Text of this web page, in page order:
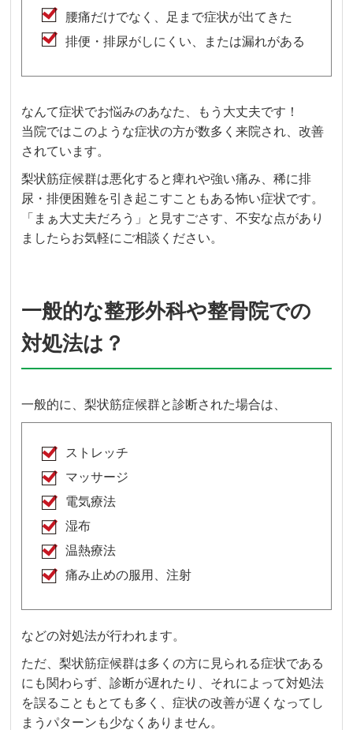
腰痛だけでなく、足まで症状が出てきた
排便・排尿がしにくい、または漏れがある
なんて症状でお悩みのあなた、もう大丈夫です！
当院ではこのような症状の方が数多く来院され、改善
されています。
梨状筋症候群は悪化すると痺れや強い痛み、稀に排
尿・排便困難を引き起こすこともある怖い症状です。
「まぁ大丈夫だろう」と見すごさす、不安な点があり
ましたらお気軽にご相談ください。
一般的な整形外科や整骨院での
対処法は？
一般的に、梨状筋症候群と診断された場合は、
ストレッチ
マッサージ
電気療法
湿布
温熱療法
痛み止めの服用、注射
などの対処法が行われます。
ただ、梨状筋症候群は多くの方に見られる症状である
にも関わらず、診断が遅れたり、それによって対処法
を誤ることもとても多く、症状の改善が遅くなってし
まうパターンも少なくありません。